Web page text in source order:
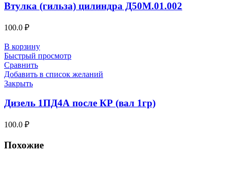
Втулка (гильза) цилиндра Д50М.01.002
100.0 ₽
В корзину
Быстрый просмотр
Сравнить
Добавить в список желаний
Закрыть
Дизель 1ПД4А после КР (вал 1гр)
100.0 ₽
Похожие